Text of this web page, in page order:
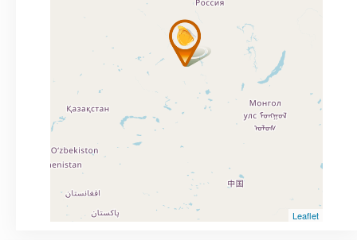
Leaflet